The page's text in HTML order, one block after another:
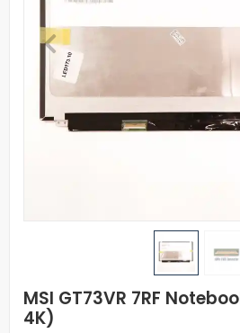
MSI GT73VR 7RF
4K)